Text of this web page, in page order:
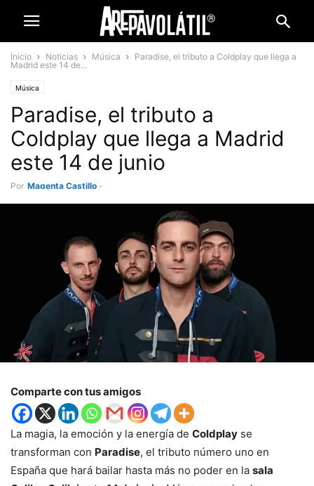
Inicio Noticias Música
Paradise, el tributo a Coldplay que llega a
Madrid este 14 de...
Música
Paradise, el tributo a
Coldplay que llega a Madrid
este 14 de junio
Por Magenta Castillo -
Comparte con tus amigos
La magia, la emoción y la energía de Coldplay se
transforman con Paradise, el tributo número uno en
España que hará bailar hasta más no poder en la sala